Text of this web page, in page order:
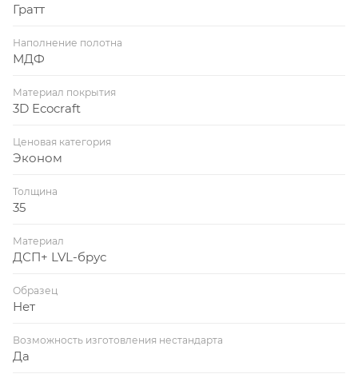
Гратт
Наполнение полотна
МДФ
Материал покрытия
3D Ecocraft
Ценовая категория
Эконом
Толщина
35
Материал
ДСП+ LVL-брус
Образец
Нет
Возможность изготовления нестандарта
Да